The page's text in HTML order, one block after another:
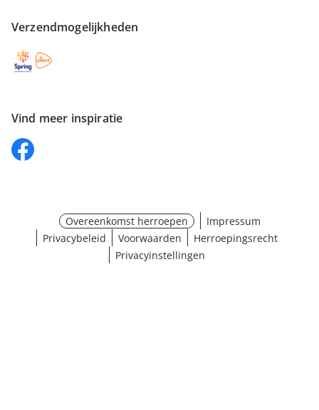
Verzendmogelijkheden
Vind meer inspiratie
Overeenkomst herroepen
Impressum
Privacybeleid
Voorwaarden
Herroepingsrecht
Privacyinstellingen